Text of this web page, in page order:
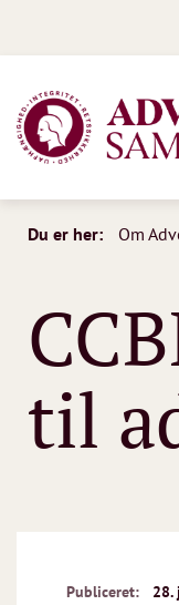
Du er her: Om
til
Publiceret:
28.